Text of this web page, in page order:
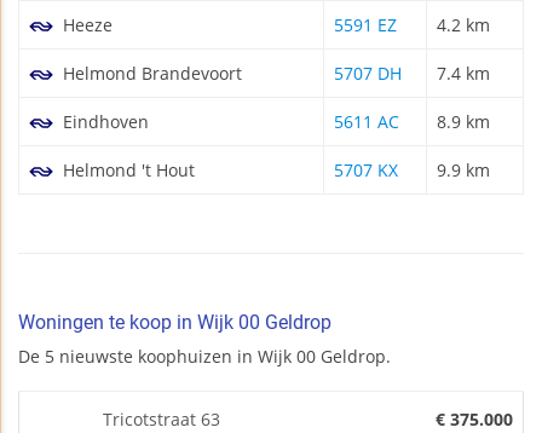
Heeze 5591 EZ 4.2 km
Helmond Brandevoort 5707 DH 7.4 km
Eindhoven 5611 AC 8.9 km
Helmond 't Hout 5707 KX 9.9 km
Woningen te koop in Wijk 00 Geldrop
De 5 nieuwste koophuizen in Wijk 00 Geldrop.
Tricotstraat 63
€ 375.000